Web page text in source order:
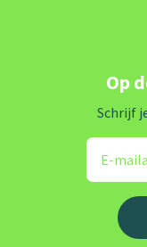
Op
Schrijf